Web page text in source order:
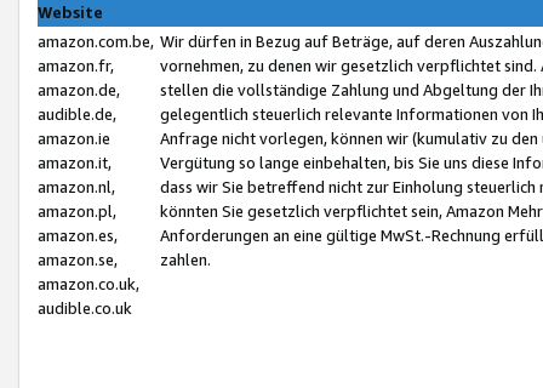
Website
amazon.com.be,
amazon.fr,
amazon.de,
audible.de,
amazon.ie
amazon.it,
amazon.nl,
amazon.pl,
amazon.es,
amazon.se,
amazon.co.uk,
audible.co.uk
Wir dürfen in Bezug auf Beträge, auf deren
vornehmen, zu denen wir gesetzlich verpflichtet
stellen die vollständige Zahlung und Abgeltung der
gelegentlich steuerlich relevante Informationen von
Anfrage nicht vorlegen, können wir (kumulativ zu
Vergütung so lange einbehalten, bis Sie uns diese
dass wir Sie betreffend nicht zur Einholung
könnten Sie gesetzlich verpflichtet sein, Amazon
Anforderungen an eine gültige MwSt.-Rechnung
zahlen.